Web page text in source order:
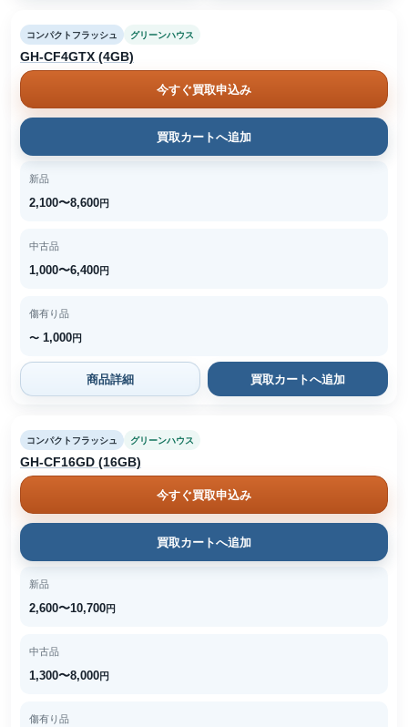
コンパクトフラッシュ グリーンハウス
GH-CF4GTX (4GB)
今すぐ買取申込み
買取カートへ追加
新品
2,100〜8,600円
中古品
1,000〜6,400円
傷有り品
〜 1,000円
商品詳細 買取カートへ追加
コンパクトフラッシュ グリーンハウス
GH-CF16GD (16GB)
今すぐ買取申込み
買取カートへ追加
新品
2,600〜10,700円
中古品
1,300〜8,000円
傷有り品